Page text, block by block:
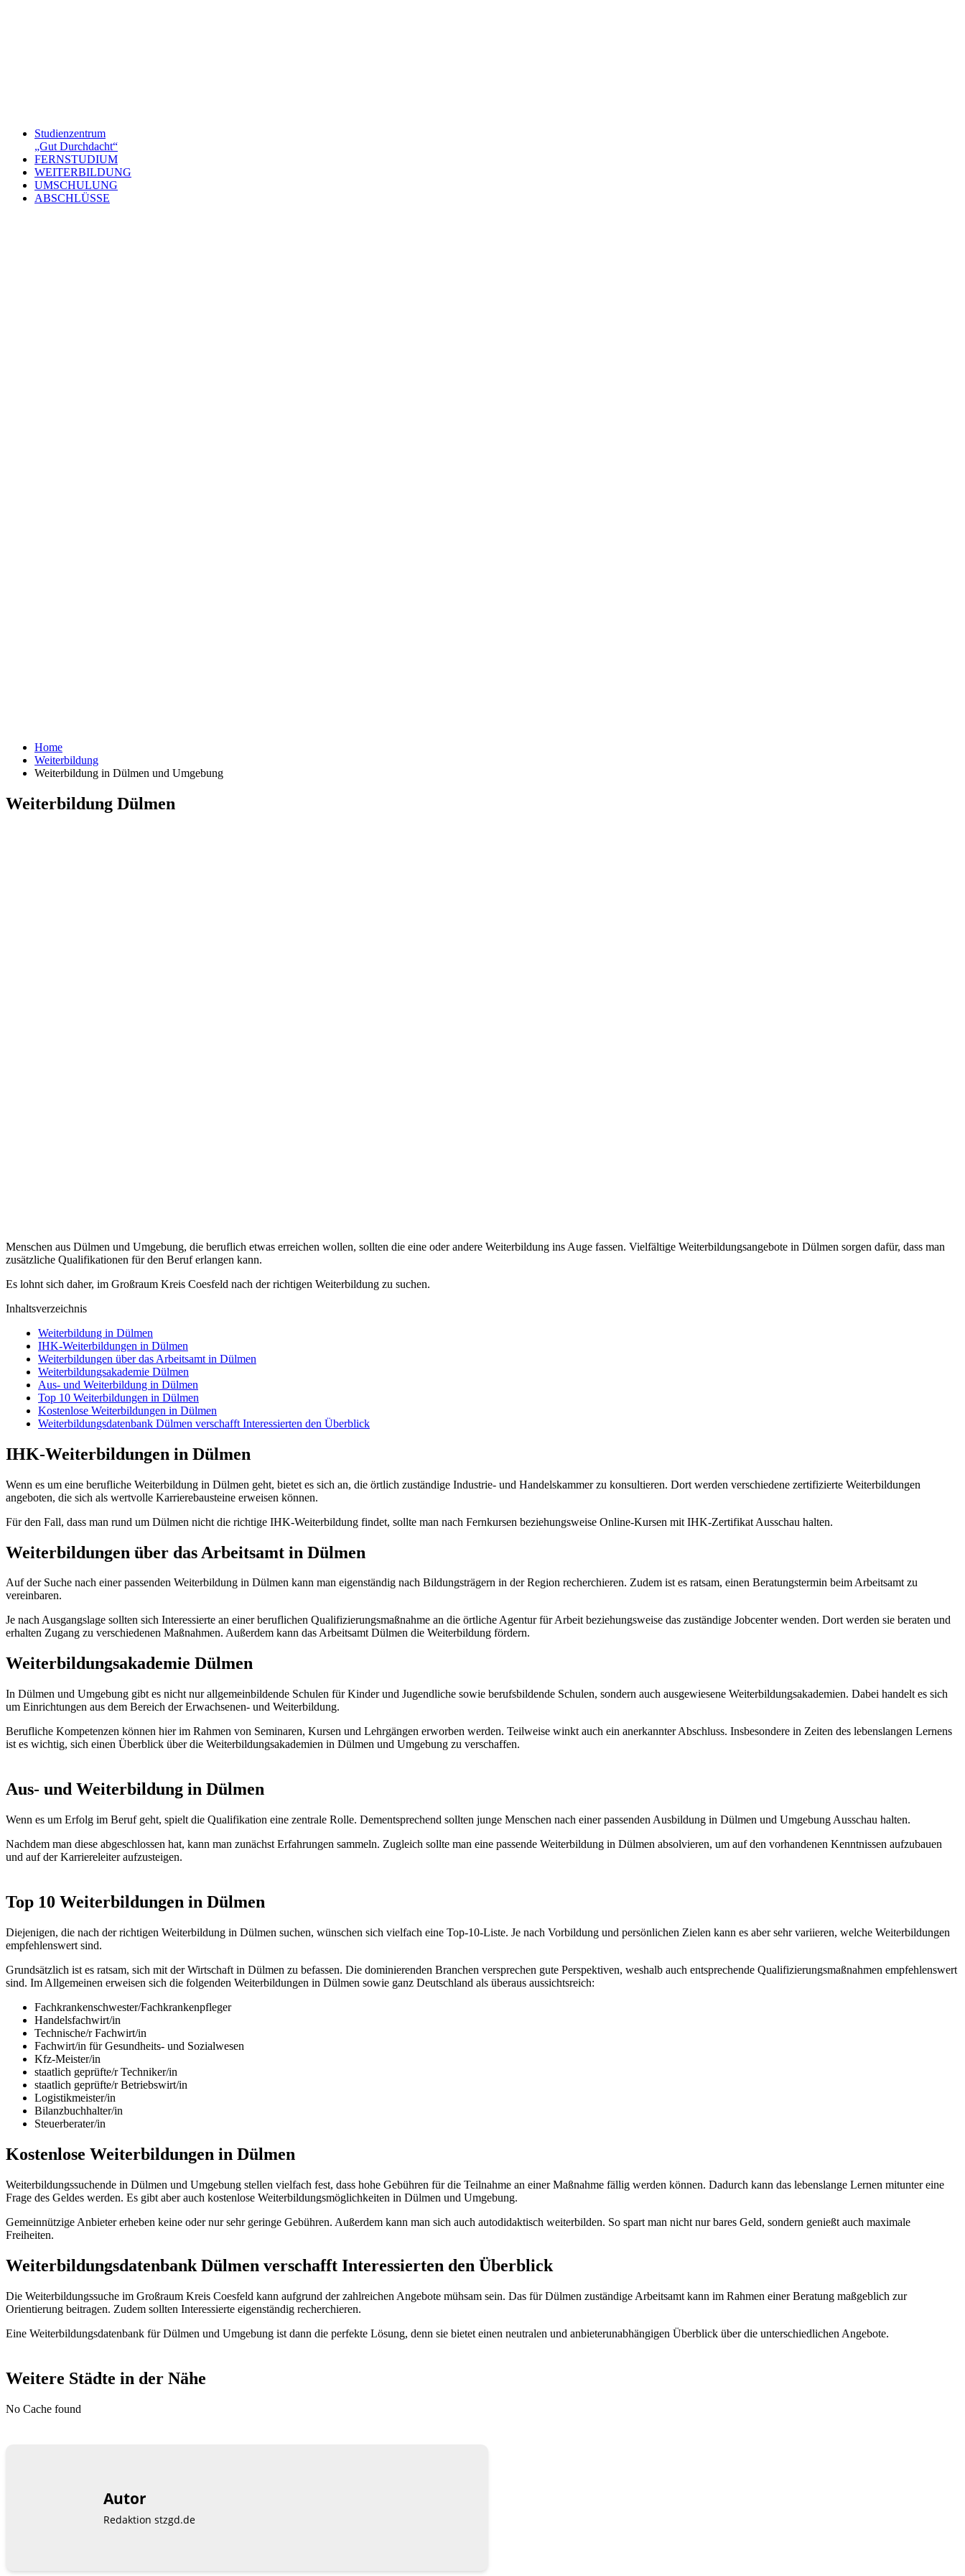
Studienzentrum
„Gut Durchdacht“
FERNSTUDIUM
WEITERBILDUNG
UMSCHULUNG
ABSCHLÜSSE
Home
Weiterbildung
Weiterbildung in Dülmen und Umgebung
Weiterbildung Dülmen
Menschen aus Dülmen und Umgebung, die beruflich etwas erreichen wollen, sollten die eine oder andere Weiterbildung ins Auge fassen. Vielfältige Weiterbildungsangebote in Dülmen sorgen dafür, dass man
zusätzliche Qualifikationen für den Beruf erlangen kann.
Es lohnt sich daher, im Großraum Kreis Coesfeld nach der richtigen Weiterbildung zu suchen.
Inhaltsverzeichnis
Weiterbildung in Dülmen
IHK-Weiterbildungen in Dülmen
Weiterbildungen über das Arbeitsamt in Dülmen
Weiterbildungsakademie Dülmen
Aus- und Weiterbildung in Dülmen
Top 10 Weiterbildungen in Dülmen
Kostenlose Weiterbildungen in Dülmen
Weiterbildungsdatenbank Dülmen verschafft Interessierten den Überblick
IHK-Weiterbildungen in Dülmen
Wenn es um eine berufliche Weiterbildung in Dülmen geht, bietet es sich an, die örtlich zuständige Industrie- und Handelskammer zu konsultieren. Dort werden verschiedene zertifizierte Weiterbildungen
angeboten, die sich als wertvolle Karrierebausteine erweisen können.
Für den Fall, dass man rund um Dülmen nicht die richtige IHK-Weiterbildung findet, sollte man nach Fernkursen beziehungsweise Online-Kursen mit IHK-Zertifikat Ausschau halten.
Weiterbildungen über das Arbeitsamt in Dülmen
Auf der Suche nach einer passenden Weiterbildung in Dülmen kann man eigenständig nach Bildungsträgern in der Region recherchieren. Zudem ist es ratsam, einen Beratungstermin beim Arbeitsamt zu
vereinbaren.
Je nach Ausgangslage sollten sich Interessierte an einer beruflichen Qualifizierungsmaßnahme an die örtliche Agentur für Arbeit beziehungsweise das zuständige Jobcenter wenden. Dort werden sie beraten und
erhalten Zugang zu verschiedenen Maßnahmen. Außerdem kann das Arbeitsamt Dülmen die Weiterbildung fördern.
Weiterbildungsakademie Dülmen
In Dülmen und Umgebung gibt es nicht nur allgemeinbildende Schulen für Kinder und Jugendliche sowie berufsbildende Schulen, sondern auch ausgewiesene Weiterbildungsakademien. Dabei handelt es sich
um Einrichtungen aus dem Bereich der Erwachsenen- und Weiterbildung.
Berufliche Kompetenzen können hier im Rahmen von Seminaren, Kursen und Lehrgängen erworben werden. Teilweise winkt auch ein anerkannter Abschluss. Insbesondere in Zeiten des lebenslangen Lernens
ist es wichtig, sich einen Überblick über die Weiterbildungsakademien in Dülmen und Umgebung zu verschaffen.
Aus- und Weiterbildung in Dülmen
Wenn es um Erfolg im Beruf geht, spielt die Qualifikation eine zentrale Rolle. Dementsprechend sollten junge Menschen nach einer passenden Ausbildung in Dülmen und Umgebung Ausschau halten.
Nachdem man diese abgeschlossen hat, kann man zunächst Erfahrungen sammeln. Zugleich sollte man eine passende Weiterbildung in Dülmen absolvieren, um auf den vorhandenen Kenntnissen aufzubauen
und auf der Karriereleiter aufzusteigen.
Top 10 Weiterbildungen in Dülmen
Diejenigen, die nach der richtigen Weiterbildung in Dülmen suchen, wünschen sich vielfach eine Top-10-Liste. Je nach Vorbildung und persönlichen Zielen kann es aber sehr variieren, welche Weiterbildungen
empfehlenswert sind.
Grundsätzlich ist es ratsam, sich mit der Wirtschaft in Dülmen zu befassen. Die dominierenden Branchen versprechen gute Perspektiven, weshalb auch entsprechende Qualifizierungsmaßnahmen empfehlenswert
sind. Im Allgemeinen erweisen sich die folgenden Weiterbildungen in Dülmen sowie ganz Deutschland als überaus aussichtsreich:
Fachkrankenschwester/Fachkrankenpfleger
Handelsfachwirt/in
Technische/r Fachwirt/in
Fachwirt/in für Gesundheits- und Sozialwesen
Kfz-Meister/in
staatlich geprüfte/r Techniker/in
staatlich geprüfte/r Betriebswirt/in
Logistikmeister/in
Bilanzbuchhalter/in
Steuerberater/in
Kostenlose Weiterbildungen in Dülmen
Weiterbildungssuchende in Dülmen und Umgebung stellen vielfach fest, dass hohe Gebühren für die Teilnahme an einer Maßnahme fällig werden können. Dadurch kann das lebenslange Lernen mitunter eine
Frage des Geldes werden. Es gibt aber auch kostenlose Weiterbildungsmöglichkeiten in Dülmen und Umgebung.
Gemeinnützige Anbieter erheben keine oder nur sehr geringe Gebühren. Außerdem kann man sich auch autodidaktisch weiterbilden. So spart man nicht nur bares Geld, sondern genießt auch maximale
Freiheiten.
Weiterbildungsdatenbank Dülmen verschafft Interessierten den Überblick
Die Weiterbildungssuche im Großraum Kreis Coesfeld kann aufgrund der zahlreichen Angebote mühsam sein. Das für Dülmen zuständige Arbeitsamt kann im Rahmen einer Beratung maßgeblich zur
Orientierung beitragen. Zudem sollten Interessierte eigenständig recherchieren.
Eine Weiterbildungsdatenbank für Dülmen und Umgebung ist dann die perfekte Lösung, denn sie bietet einen neutralen und anbieterunabhängigen Überblick über die unterschiedlichen Angebote.
Weitere Städte in der Nähe
No Cache found
Autor
Redaktion stzgd.de